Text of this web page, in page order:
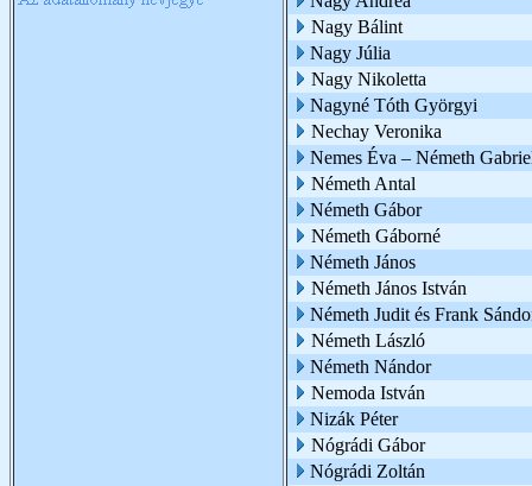
Nagy Bálint
Nagy Júlia
Nagy Nikoletta
Nagyné Tóth Györgyi
Nechay Veronika
Nemes Éva – Németh
Németh Antal
Németh Gábor
Németh Gáborné
Németh János
Németh János István
Németh Judit és Frank
Németh László
Németh Nándor
Nemoda István
Nizák Péter
Nógrádi Gábor
Nógrádi Zoltán